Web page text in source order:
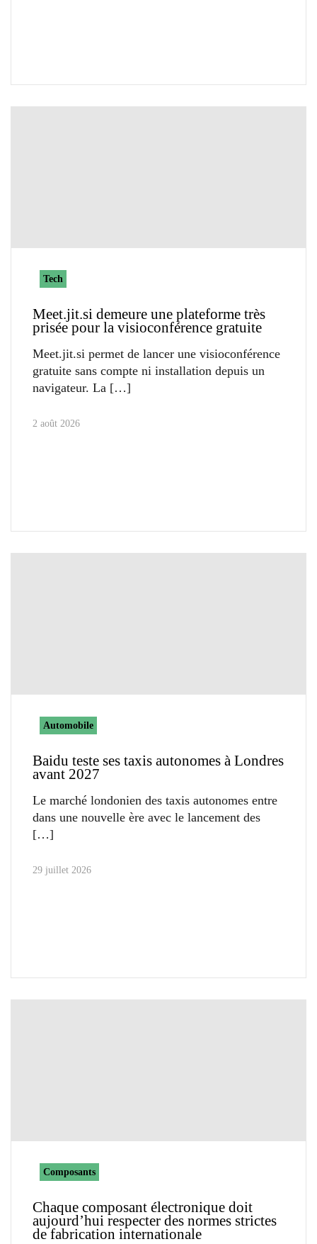
Tech
Meet.jit.si demeure une plateforme très
prisée pour la visioconférence gratuite
Meet.jit.si permet de lancer une visioconférence
gratuite sans compte ni installation depuis un
navigateur. La
2 août 2026
Automobile
Baidu teste ses taxis autonomes à Londres
avant 2027
Le marché londonien des taxis autonomes entre
dans une nouvelle ère avec le lancement des
29 juillet 2026
Composants
Chaque composant électronique doit
aujourd’hui respecter des normes strictes
de fabrication internationale